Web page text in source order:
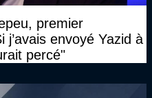
premier
envoyé Yazid à
percé"